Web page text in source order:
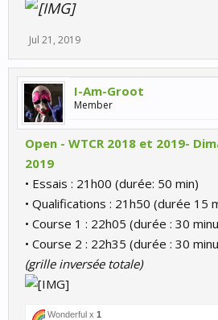
Jul 21, 2019
I-Am-Groot
Member
Open - WTCR 2018 et 2019-
2019
• Essais : 21h00 (durée: 50 min)
• Qualifications : 21h50 (durée 15
• Course 1 : 22h05 (durée : 30
• Course 2 : 22h35 (durée : 30
(grille inversée totale)
Wonderful x 1